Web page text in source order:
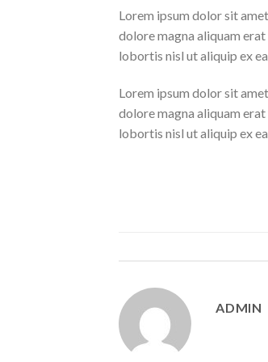
Lorem ipsum dolor sit
dolore magna aliquam
lobortis nisl ut aliquip ex
Lorem ipsum dolor sit
dolore magna aliquam
lobortis nisl ut aliquip ex
ADMIN